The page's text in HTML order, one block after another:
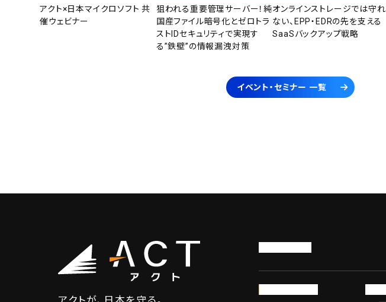
アクト×日本マイクロソフト 共
催ウェビナー
狙われる重要管理サーバー！純
国産ファイル暗号化とゼロトラ
ストIDセキュリティで実現す
る”鉄壁”の情報漏洩対策
オンラインストレージでは守れ
ない、EPP・EDRの先を支える
SaaSバックアップ戦略
イベント・セミナー 一覧